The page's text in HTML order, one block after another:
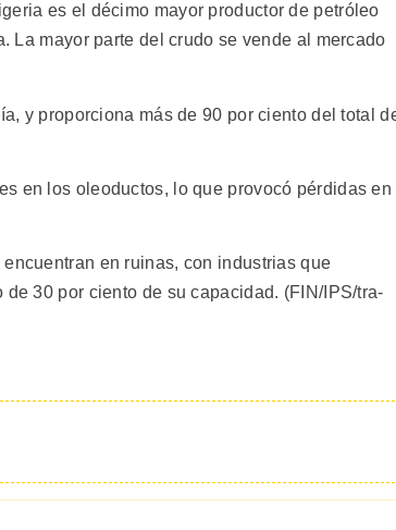
es el décimo mayor productor de petróleo
La mayor parte del crudo se vende al mercado
y proporciona más de 90 por ciento del total
en los oleoductos, lo que provocó pérdidas en
en ruinas, con industrias que
30 por ciento de su capacidad. (FIN/IPS/tra-